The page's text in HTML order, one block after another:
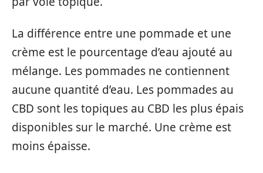
La différence entre une pommade et une
crème est le pourcentage d’eau ajouté au
mélange. Les pommades ne contiennent
aucune quantité d’eau. Les pommades au
CBD sont les topiques au CBD les plus épais
disponibles sur le marché. Une crème est
moins épaisse.